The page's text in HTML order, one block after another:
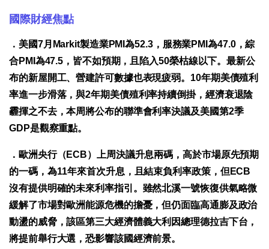
國際財經焦點
．美國7月Markit製造業PMI為52.3，服務業PMI為47.0，綜
合PMI為47.5，皆不如預期，且陷入50榮枯線以下。最新公
布的新屋開工、營建許可數據也表現疲弱。10年期美債殖利
率進一步滑落，與2年期美債殖利率持續倒掛，經濟衰退陰
霾揮之不去，本周將公布的聯準會利率決議及美國第2季
GDP是觀察重點。
．歐洲央行（ECB）上周決議升息兩碼，高於市場原先預期
的一碼，為11年來首次升息，且結束負利率政策，但ECB
沒有提供明確的未來利率指引。雖然北溪一號恢復供氣略微
緩解了市場對歐洲能源危機的擔憂，但仍面臨高通膨及政治
動盪的威脅，該區第三大經濟體義大利因總理德拉吉下台，
將提前舉行大選，恐影響該國經濟前景。